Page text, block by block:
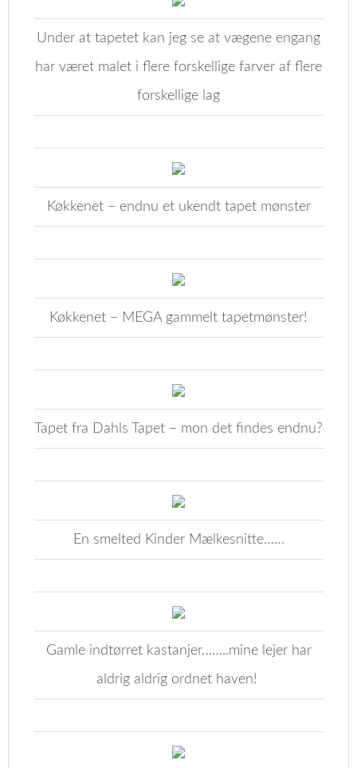
Under at tapetet kan jeg se at vægene engang
har været malet i flere forskellige farver af flere
forskellige lag
Køkkenet – endnu et ukendt tapet mønster
Køkkenet – MEGA gammelt tapetmønster!
Tapet fra Dahls Tapet – mon det findes endnu?
En smelted Kinder Mælkesnitte……
Gamle indtørret kastanjer……..mine lejer har
aldrig aldrig ordnet haven!